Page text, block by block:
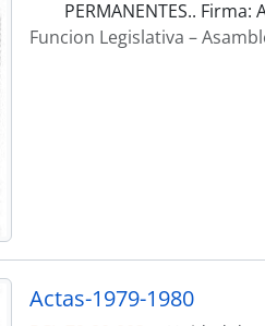
PERMANENTES.. Firma:
Funcion Legislativa –
Actas-1979-1980